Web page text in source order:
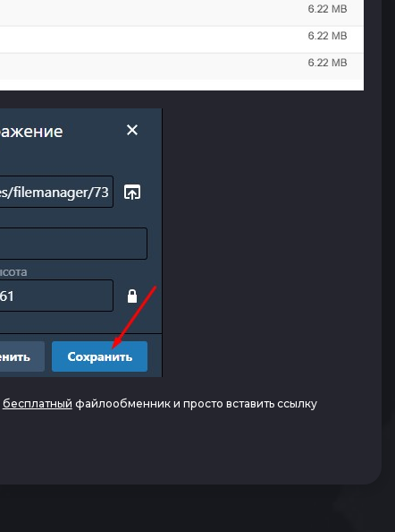
бесплатный файлообменник и просто вставить ссылку